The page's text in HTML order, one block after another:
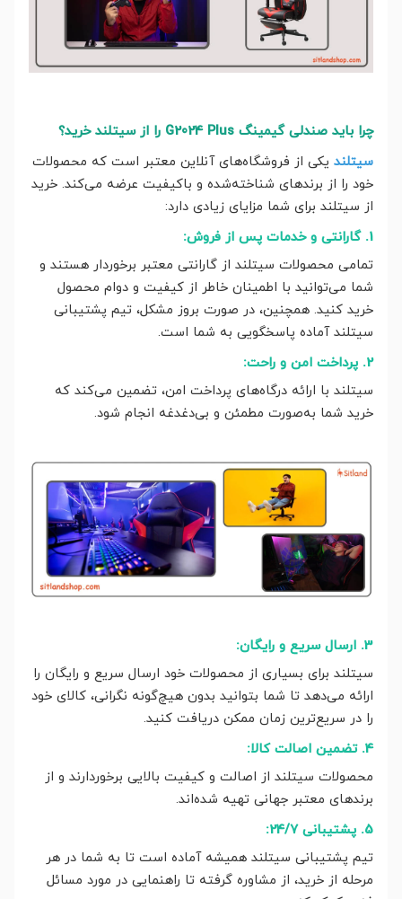
چرا باید صندلی گیمینگ G2024 Plus را از سیتلند خرید؟
سیتلند یکی از فروشگاه‌های آنلاین معتبر است که محصولات
خود را از برندهای شناخته‌شده و باکیفیت عرضه می‌کند. خرید
از سیتلند برای شما مزایای زیادی دارد:
1. گارانتی و خدمات پس از فروش:
تمامی محصولات سیتلند از گارانتی معتبر برخوردار هستند و
شما می‌توانید با اطمینان خاطر از کیفیت و دوام محصول
خرید کنید. همچنین، در صورت بروز مشکل، تیم پشتیبانی
سیتلند آماده پاسخگویی به شما است.
2. پرداخت امن و راحت:
سیتلند با ارائه درگاه‌های پرداخت امن، تضمین می‌کند که
خرید شما به‌صورت مطمئن و بی‌دغدغه انجام شود.
3. ارسال سریع و رایگان:
سیتلند برای بسیاری از محصولات خود ارسال سریع و رایگان را
ارائه می‌دهد تا شما بتوانید بدون هیچ‌گونه نگرانی، کالای خود
را در سریع‌ترین زمان ممکن دریافت کنید.
4. تضمین اصالت کالا:
محصولات سیتلند از اصالت و کیفیت بالایی برخوردارند و از
برندهای معتبر جهانی تهیه شده‌اند.
5. پشتیبانی 24/7:
تیم پشتیبانی سیتلند همیشه آماده است تا به شما در هر
مرحله از خرید، از مشاوره گرفته تا راهنمایی در مورد مسائل